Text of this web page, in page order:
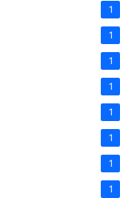
1
1
1
1
1
1
1
1